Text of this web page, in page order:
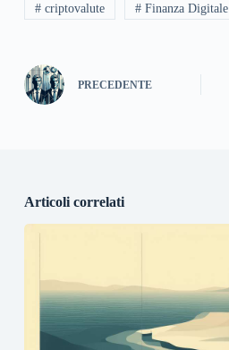
# criptovalute # Finanza Digitale
PRECEDENTE
Articoli correlati